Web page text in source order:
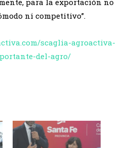
ni competitivo”.
scaglia-agroactiva-
del-agro/